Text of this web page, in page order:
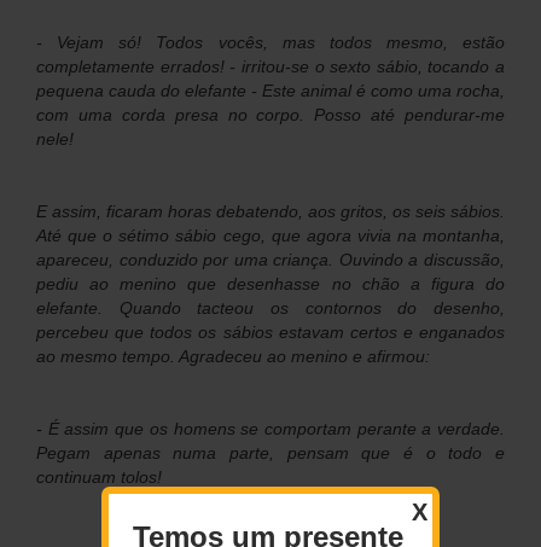
- Vejam só! Todos vocês, mas todos mesmo, estão
completamente errados! - irritou-se o sexto sábio, tocando a
pequena cauda do elefante - Este animal é como uma rocha,
com uma corda presa no corpo. Posso até pendurar-me
nele!
E assim, ficaram horas debatendo, aos gritos, os seis sábios.
Até que o sétimo sábio cego, que agora vivia na montanha,
apareceu, conduzido por uma criança. Ouvindo a discussão,
pediu ao menino que desenhasse no chão a figura do
elefante. Quando tacteou os contornos do desenho,
percebeu que todos os sábios estavam certos e enganados
ao mesmo tempo. Agradeceu ao menino e afirmou:
- É assim que os homens se comportam perante a verdade.
Pegam apenas numa parte, pensam que é o todo e
continuam tolos!
Temos um presente
X